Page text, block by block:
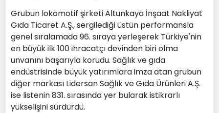
Grubun lokomotif şirketi Altunkaya İnşaat Nakliyat
Gıda Ticaret A.Ş., sergilediği üstün performansla
genel sıralamada 96. sıraya yerleşerek Türkiye'nin
en büyük ilk 100 ihracatçı devinden biri olma
unvanını başarıyla korudu. Sağlık ve gıda
endüstrisinde büyük yatırımlara imza atan grubun
diğer markası Lidersan Sağlık ve Gıda Ürünleri A.Ş.
ise listenin 831. sırasında yer bularak istikrarlı
yükselişini sürdürdü.